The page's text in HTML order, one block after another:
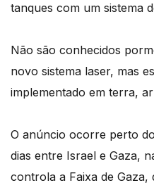
tanques com um sistema
Não são conhecidos
novo sistema laser, mas
implementado em terra,
O anúncio ocorre perto
dias entre Israel e Gaza,
controla a Faixa de Gaza,